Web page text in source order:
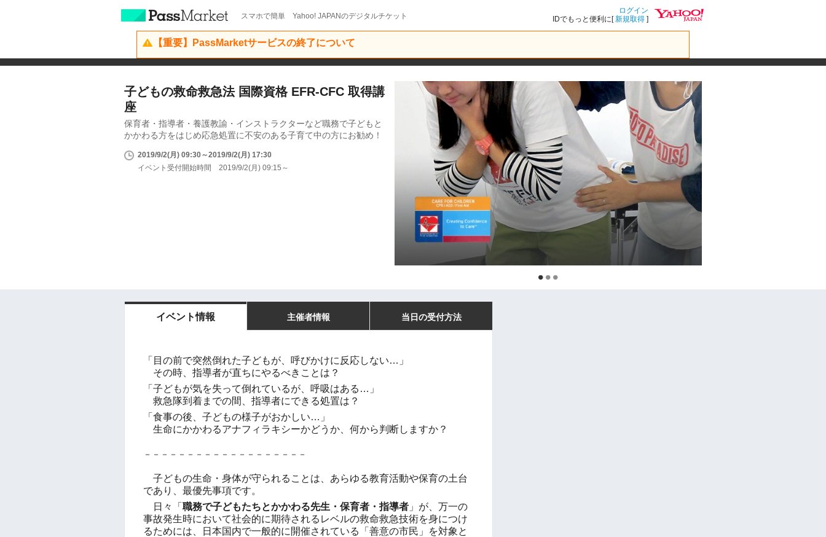
スマホで簡単 Yahoo! JAPANのデジタルチケット
ログイン
IDでもっと便利に[新規取得 ]
【重要】PassMarketサービスの終了について
子どもの救命救急法 国際資格 EFR-CFC 取得講
座
保育者・指導者・養護教諭・インストラクターなど職務で子どもと
かかわる方をはじめ応急処置に不安のある子育て中の方にお勧め！
2019/9/2(月) 09:30～2019/9/2(月) 17:30
イベント受付開始時間 2019/9/2(月) 09:15～
イベント情報 主催者情報 当日の受付方法
「目の前で突然倒れた子どもが、呼びかけに反応しない…」
その時、指導者が直ちにやるべきことは？
「子どもが気を失って倒れているが、呼吸はある…」
救急隊到着までの間、指導者にできる処置は？
「食事の後、子どもの様子がおかしい…」
生命にかかわるアナフィラキシーかどうか、何から判断しますか？
－－－－－－－－－－－－－－－－－－－
子どもの生命・身体が守られることは、あらゆる教育活動や保育の土台
であり、最優先事項です。
日々「 職務で子どもたちとかかわる先生・保育者・指導者 」が、万一の
事故発生時において社会的に期待されるレベルの救命救急技術を身につけ
るためには、日本国内で一般的に開催されている「善意の市民」を対象と